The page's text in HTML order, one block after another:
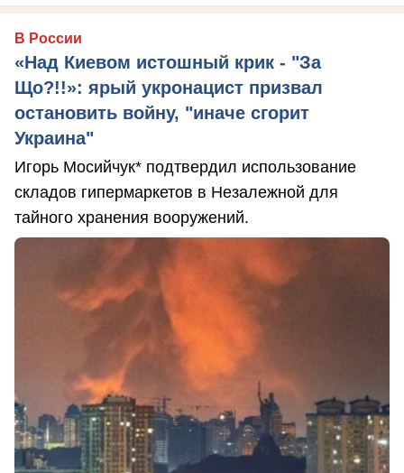
В России
«Над Киевом истошный крик - "За
Що?!!»: ярый укронацист призвал
остановить войну, "иначе сгорит
Украина"
Игорь Мосийчук* подтвердил использование
складов гипермаркетов в Незалежной для
тайного хранения вооружений.